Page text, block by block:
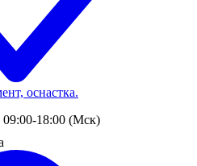
оснастка.
18:00 (Мск)